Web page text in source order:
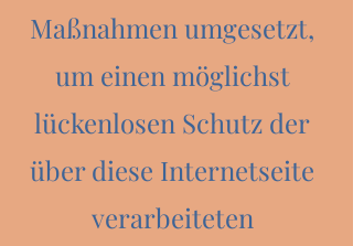
Maßnahmen umgesetzt,
um einen möglichst
lückenlosen Schutz der
über diese Internetseite
verarbeiteten